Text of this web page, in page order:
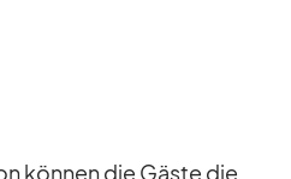
kön­nen die Gäste die